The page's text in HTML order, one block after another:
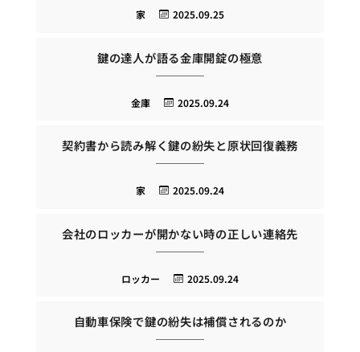
2025.09.25
家
鍵の達人が語る金庫開錠の極意
2025.09.24
金庫
契約書から読み解く鍵の紛失と原状回復義務
2025.09.24
家
会社のロッカーが開かない時の正しい連絡先
2025.09.24
ロッカー
自動車保険で鍵の紛失は補償されるのか